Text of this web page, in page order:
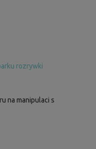
rozrywki
na manipulaci s